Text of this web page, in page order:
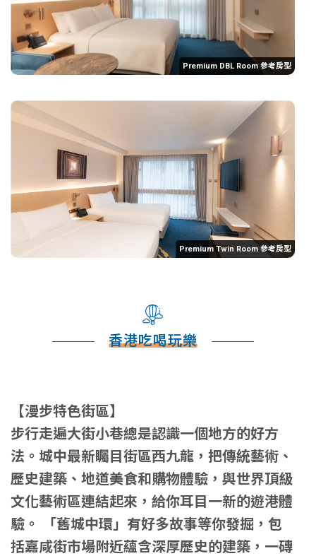
Premium DBL Room 參考房型
Premium Twin Room 參考房型
香港吃喝玩樂
【漫步特色街區】
步行走遍大街小巷總是認識一個地方的好方
法。城中最新矚目街區西九龍，把傳統藝術、
歷史建築、地道美食和購物體驗，與世界頂級
文化藝術區連結起來，給你耳目一新的遊港體
驗。 「舊城中環」有好多故事等你發掘，包
括嘉咸街市場附近蘊含深厚歷史的建築，一磚